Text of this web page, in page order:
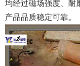
均经过磁场强度、耐
产品品质稳定可靠。